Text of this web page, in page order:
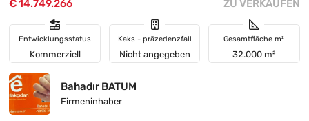
€ 14.749.266 ZU VERKAUFEN
Entwicklungsstatus
Kommerziell
Kaks - präzedenzfall
Nicht angegeben
Gesamtfläche m²
32.000 m²
Bahadır BATUM
Firmeninhaber